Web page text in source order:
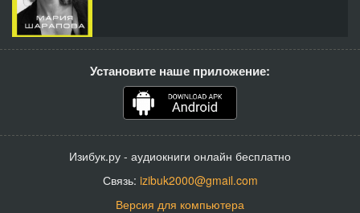
Установите наше приложение:
Изибук.ру - аудиокниги онлайн бесплатно
Связь: izibuk2000@gmail.com
Версия для компьютера